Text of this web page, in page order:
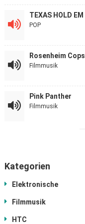
TEXAS HOLD EM
POP
Rosenheim Cops
Filmmusik
Pink Panther
Filmmusik
Kategorien
Elektronische
Filmmusik
HTC